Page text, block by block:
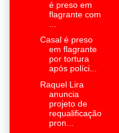
é preso em
flagrante com
Casal é preso
em flagrante
por tortura
após políci...
Raquel Lira
anuncia
projeto de
requalificação
pron...